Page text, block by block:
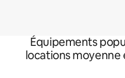
Équipements
locations